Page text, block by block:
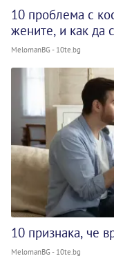
10 проблема с
жените, и как да
MelomanBG - 10te.bg
10 признака, че
MelomanBG - 10te.bg